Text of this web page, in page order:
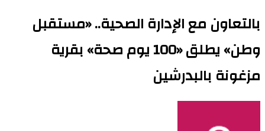
بالتعاون مع الإدارة الصحية.. «مستقبل
وطن» يطلق «100 يوم صحة» بقرية
مزغونة بالبدرشين